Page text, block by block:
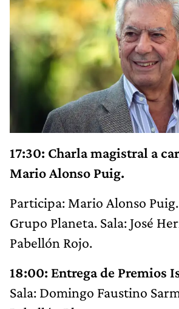
17:30: Charla magistral a
Mario Alonso Puig.
Participa: Mario Alonso
Grupo Planeta. Sala: José
Pabellón Rojo.
18:00: Entrega de Premios
Sala: Domingo Faustino